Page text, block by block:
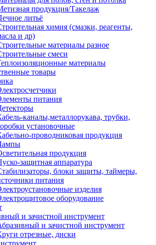
продукция/Такелаж
литьё
химия (смазки, реагенты,
и др)
материалы разное
смеси
материалы
товары
питания
каналы,металлорукава, трубки,
установочные
проводниковая продукция
продукция
защитная аппаратура
блоки защиты, таймеры,
питания
изделия
оборудование
и зачистной инструмент
и зачистной инструмент
отрезные, диски